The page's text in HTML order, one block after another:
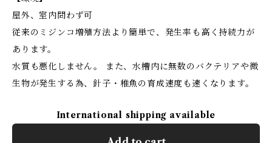
屋外、室内問わず可
従来のミジンコ増殖方法より簡単で、発生率も高く持続力が
あります。
水質も悪化しません。 また、水槽内に無数のバクテリアや微
生物が発生する為、針子・稚魚の育成速度も速くなります。
International shipping available